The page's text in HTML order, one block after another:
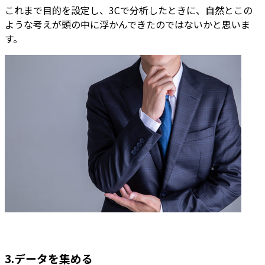
これまで目的を設定し、3Cで分析したときに、自然とこの
ような考えが頭の中に浮かんできたのではないかと思いま
す。
3.データを集める